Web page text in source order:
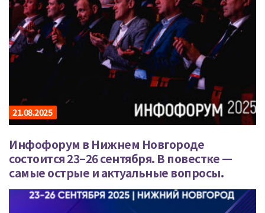
21.08.2025
Инфофорум в Нижнем Новгороде
состоится 23–26 сентября. В повестке —
самые острые и актуальные вопросы.